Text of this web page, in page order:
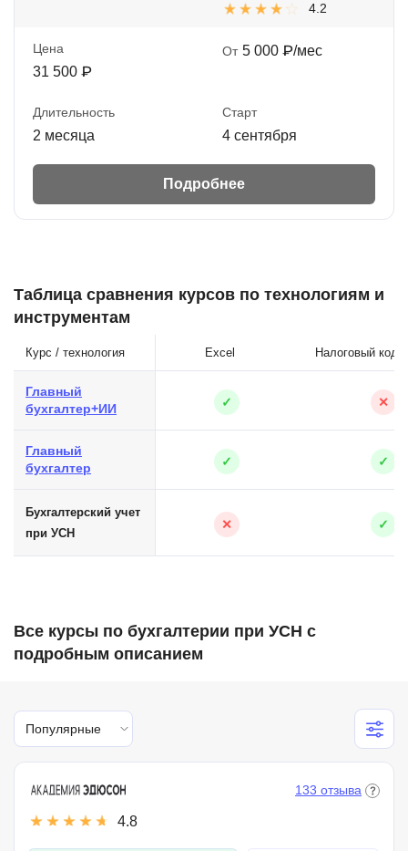
4.2
Цена
31 500 ₽
От 5 000 ₽/мес
Длительность
2 месяца
Старт
4 сентября
Подробнее
Таблица сравнения курсов по технологиям и
инструментам
Курс / технология Excel Налоговый
Главный
бухгалтер+ИИ
✓ ✕
Главный
бухгалтер
✓ ✓
Бухгалтерский учет
при УСН
✕ ✓
Все курсы по бухгалтерии при УСН с
подробным описанием
Популярные
4.8
133 отзыва